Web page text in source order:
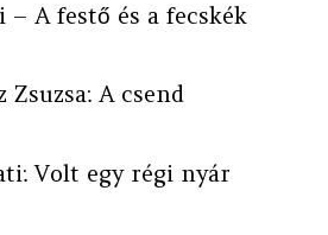
– A festő és a fecskék
Zsuzsa: A csend
Volt egy régi nyár